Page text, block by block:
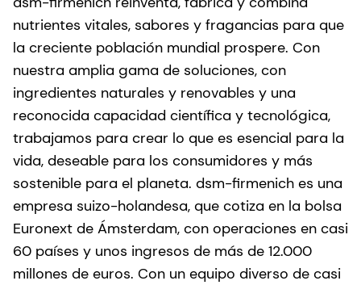
nutrientes vitales, sabores y fragancias para que
la creciente población mundial prospere. Con
nuestra amplia gama de soluciones, con
ingredientes naturales y renovables y una
reconocida capacidad científica y tecnológica,
trabajamos para crear lo que es esencial para la
vida, deseable para los consumidores y más
sostenible para el planeta. dsm-firmenich es una
empresa suizo-holandesa, que cotiza en la bolsa
Euronext de Ámsterdam, con operaciones en casi
60 países y unos ingresos de más de 12.000
millones de euros. Con un equipo diverso de casi